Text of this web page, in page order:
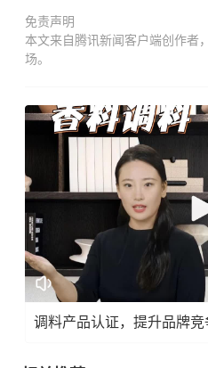
免责声明
本文来自腾讯新闻客户端创作者
场。
调料产品认证，提升品牌竞